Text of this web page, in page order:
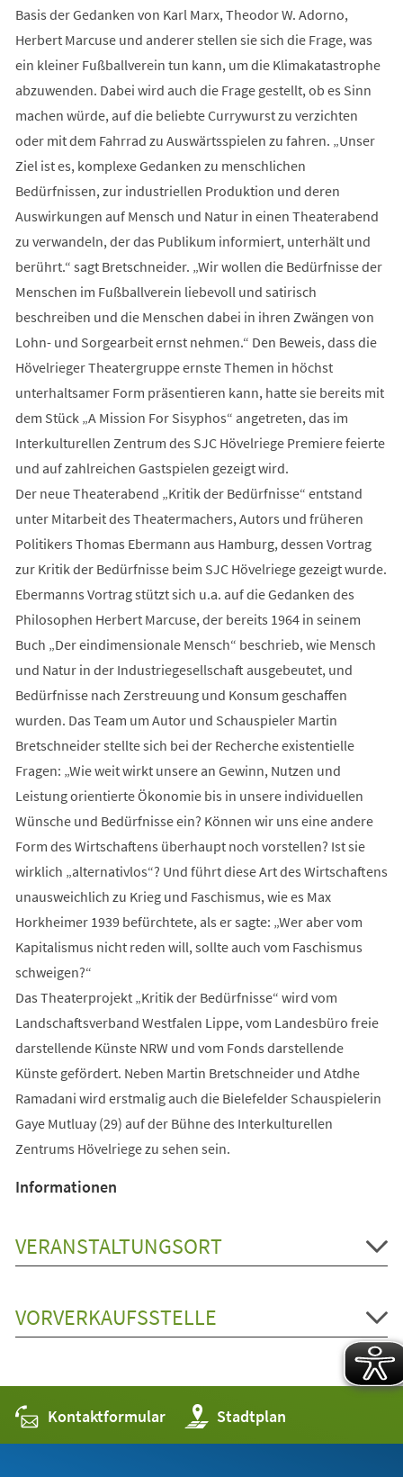
Basis der Gedanken von Karl Marx, Theodor W. Adorno,
Herbert Marcuse und anderer stellen sie sich die Frage, was
ein kleiner Fußballverein tun kann, um die Klimakatastrophe
abzuwenden. Dabei wird auch die Frage gestellt, ob es Sinn
machen würde, auf die beliebte Currywurst zu verzichten
oder mit dem Fahrrad zu Auswärtsspielen zu fahren. „Unser
Ziel ist es, komplexe Gedanken zu menschlichen
Bedürfnissen, zur industriellen Produktion und deren
Auswirkungen auf Mensch und Natur in einen Theaterabend
zu verwandeln, der das Publikum informiert, unterhält und
berührt.“ sagt Bretschneider. „Wir wollen die Bedürfnisse der
Menschen im Fußballverein liebevoll und satirisch
beschreiben und die Menschen dabei in ihren Zwängen von
Lohn- und Sorgearbeit ernst nehmen.“ Den Beweis, dass die
Hövelrieger Theatergruppe ernste Themen in höchst
unterhaltsamer Form präsentieren kann, hatte sie bereits mit
dem Stück „A Mission For Sisyphos“ angetreten, das im
Interkulturellen Zentrum des SJC Hövelriege Premiere feierte
und auf zahlreichen Gastspielen gezeigt wird.
Der neue Theaterabend „Kritik der Bedürfnisse“ entstand
unter Mitarbeit des Theatermachers, Autors und früheren
Politikers Thomas Ebermann aus Hamburg, dessen Vortrag
zur Kritik der Bedürfnisse beim SJC Hövelriege gezeigt wurde.
Ebermanns Vortrag stützt sich u.a. auf die Gedanken des
Philosophen Herbert Marcuse, der bereits 1964 in seinem
Buch „Der eindimensionale Mensch“ beschrieb, wie Mensch
und Natur in der Industriegesellschaft ausgebeutet, und
Bedürfnisse nach Zerstreuung und Konsum geschaffen
wurden. Das Team um Autor und Schauspieler Martin
Bretschneider stellte sich bei der Recherche existentielle
Fragen: „Wie weit wirkt unsere an Gewinn, Nutzen und
Leistung orientierte Ökonomie bis in unsere individuellen
Wünsche und Bedürfnisse ein? Können wir uns eine andere
Form des Wirtschaftens überhaupt noch vorstellen? Ist sie
wirklich „alternativlos“? Und führt diese Art des Wirtschaftens
unausweichlich zu Krieg und Faschismus, wie es Max
Horkheimer 1939 befürchtete, als er sagte: „Wer aber vom
Kapitalismus nicht reden will, sollte auch vom Faschismus
schweigen?“
Das Theaterprojekt „Kritik der Bedürfnisse“ wird vom
Landschaftsverband Westfalen Lippe, vom Landesbüro freie
darstellende Künste NRW und vom Fonds darstellende
Künste gefördert. Neben Martin Bretschneider und Atdhe
Ramadani wird erstmalig auch die Bielefelder Schauspielerin
Gaye Mutluay (29) auf der Bühne des Interkulturellen
Zentrums Hövelriege zu sehen sein.
Informationen
VERANSTALTUNGSORT
VORVERKAUFSSTELLE
Kontaktformular Stadtplan
(Öffnet
in
einem